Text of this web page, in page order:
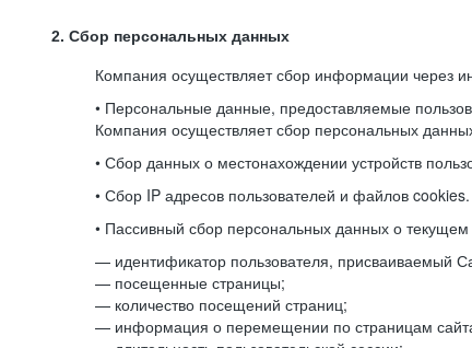
2. Сбор персональных данных
Компания осуществляет сбор информации через
• Персональные данные, предоставляемые
Компания осуществляет сбор персональных
• Сбор данных о местонахождении устройств
• Сбор IP адресов пользователей и файлов cookies.
• Пассивный сбор персональных данных о текущем
— идентификатор пользователя, присваиваемый
— посещенные страницы;
— количество посещений страниц;
— информация о перемещении по страницам